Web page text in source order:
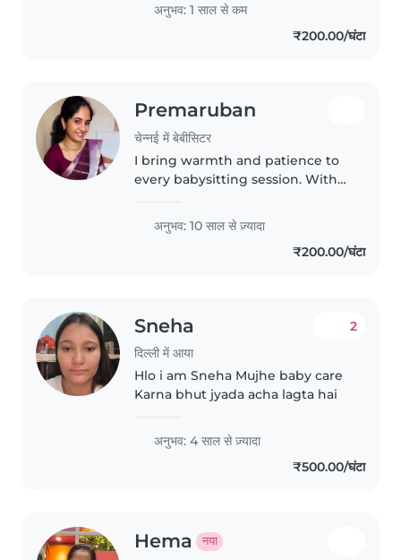
अनुभव: 1 साल से कम
₹200.00/घंटा
Premaruban
चेन्नई में बेबीसिटर
I bring warmth and patience to
every babysitting session. With
specialising in infant care and
training in nursing, I'm here to
अनुभव: 10 साल से ज़्यादा
₹200.00/घंटा
Sneha
दिल्ली में आया
2
Hlo i am Sneha Mujhe baby care
Karna bhut jyada acha lagta hai
अनुभव: 4 साल से ज़्यादा
₹500.00/घंटा
Hema नया